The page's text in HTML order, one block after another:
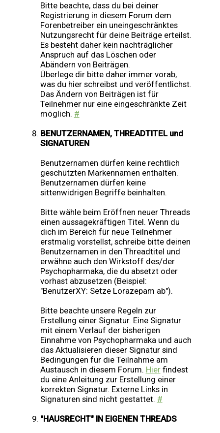
Bitte beachte, dass du bei deiner
Registrierung in diesem Forum dem
Forenbetreiber ein uneingeschränktes
Nutzungsrecht für deine Beiträge erteilst.
Es besteht daher kein nachträglicher
Anspruch auf das Löschen oder
Abändern von Beiträgen.
Überlege dir bitte daher immer vorab,
was du hier schreibst und veröffentlichst.
Das Ändern von Beiträgen ist für
Teilnehmer nur eine eingeschränkte Zeit
möglich. #
BENUTZERNAMEN, THREADTITEL und
SIGNATUREN
Benutzernamen dürfen keine rechtlich
geschützten Markennamen enthalten.
Benutzernamen dürfen keine
sittenwidrigen Begriffe beinhalten.
Bitte wähle beim Eröffnen neuer Threads
einen aussagekräftigen Titel. Wenn du
dich im Bereich für neue Teilnehmer
erstmalig vorstellst, schreibe bitte deinen
Benutzernamen in den Threadtitel und
erwähne auch den Wirkstoff des/der
Psychopharmaka, die du absetzt oder
vorhast abzusetzen (Beispiel:
"BenutzerXY: Setze Lorazepam ab").
Bitte beachte unsere Regeln zur
Erstellung einer Signatur. Eine Signatur
mit einem Verlauf der bisherigen
Einnahme von Psychopharmaka und auch
das Aktualisieren dieser Signatur sind
Bedingungen für die Teilnahme am
Austausch in diesem Forum. Hierfindest
du eine Anleitung zur Erstellung einer
korrekten Signatur. Externe Links in
Signaturen sind nicht gestattet. #
"HAUSRECHT" IN EIGENEN THREADS